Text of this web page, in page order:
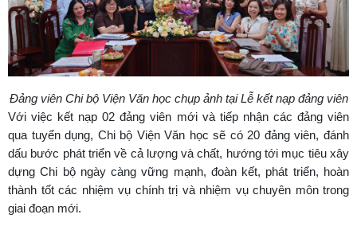
Đảng viên Chi bộ Viện Văn học chụp ảnh tại Lễ kết nạp đảng viên
Với việc kết nạp 02 đảng viên mới và tiếp nhận các đảng viên
qua tuyển dụng, Chi bộ Viện Văn học sẽ có 20 đảng viên, đánh
dấu bước phát triển về cả lượng và chất, hướng tới mục tiêu xây
dựng Chi bộ ngày càng vững mạnh, đoàn kết, phát triển, hoàn
thành tốt các nhiệm vụ chính trị và nhiệm vụ chuyên môn trong
giai đoạn mới.